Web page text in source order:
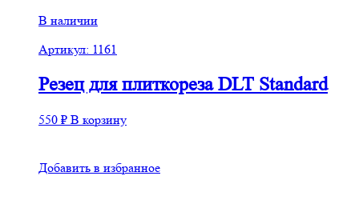
В наличии
Артикул: 1161
Резец для плиткореза DLT Standard
550 ₽ В корзину
Добавить в избранное